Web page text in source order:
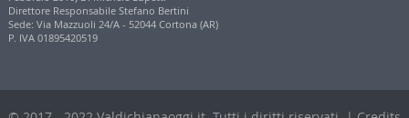
Direttore Responsabile Stefano Bertini
Sede: Via Mazzuoli 24/A - 52044 Cortona (AR)
P. IVA 01895420519